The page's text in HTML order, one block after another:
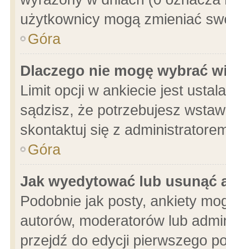
użytkownicy mogą zmieniać
Góra
Dlaczego nie mogę wybrać
Limit opcji w ankiecie jest
sądzisz, że potrzebujesz
skontaktuj się z
Góra
Jak wyedytować lub usunąć
Podobnie jak posty, ankiety
autorów, moderatorów lub
przejdź do edycji pierwszego